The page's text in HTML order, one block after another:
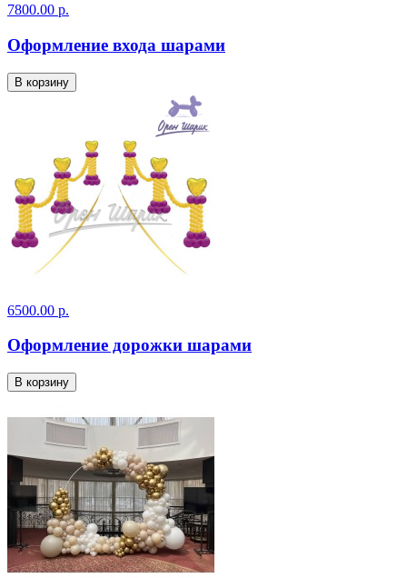
7800.00 р.
Оформление входа шарами
В корзину
6500.00 р.
Оформление дорожки шарами
В корзину